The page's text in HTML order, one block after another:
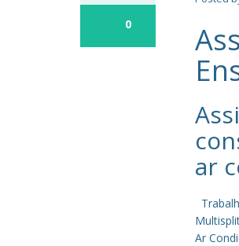
0
ar
Ar